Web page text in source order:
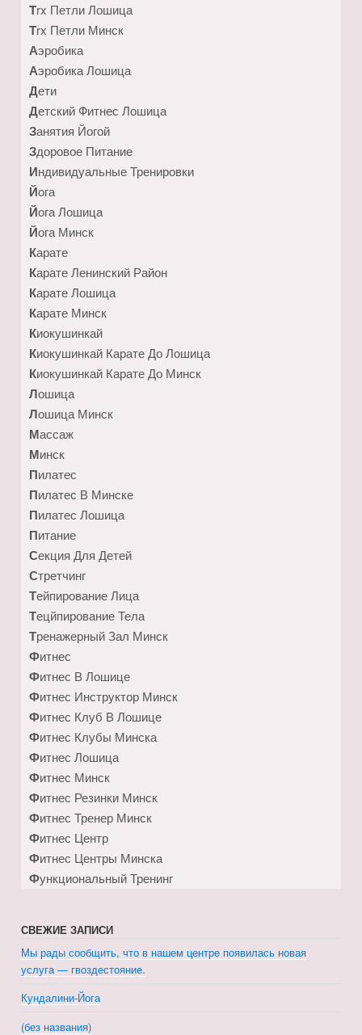
Trx Петли Лошица
Trx Петли Минск
Аэробика
Аэробика Лошица
Дети
Детский Фитнес Лошица
Занятия Йогой
Здоровое Питание
Индивидуальные Тренировки
Йога
Йога Лошица
Йога Минск
Карате
Карате Ленинский Район
Карате Лошица
Карате Минск
Киокушинкай
Киокушинкай Карате До Лошица
Киокушинкай Карате До Минск
Лошица
Лошица Минск
Массаж
Минск
Пилатес
Пилатес В Минске
Пилатес Лошица
Питание
Секция Для Детей
Стретчинг
Тейпирование Лица
Тецйпирование Тела
Тренажерный Зал Минск
Фитнес
Фитнес В Лошице
Фитнес Инструктор Минск
Фитнес Клуб В Лошице
Фитнес Клубы Минска
Фитнес Лошица
Фитнес Минск
Фитнес Резинки Минск
Фитнес Тренер Минск
Фитнес Центр
Фитнес Центры Минска
Функциональный Тренинг
СВЕЖИЕ ЗАПИСИ
Мы рады сообщить, что в нашем центре появилась новая
услуга — гвоздестояние.
Кундалини-Йога
(без названия)